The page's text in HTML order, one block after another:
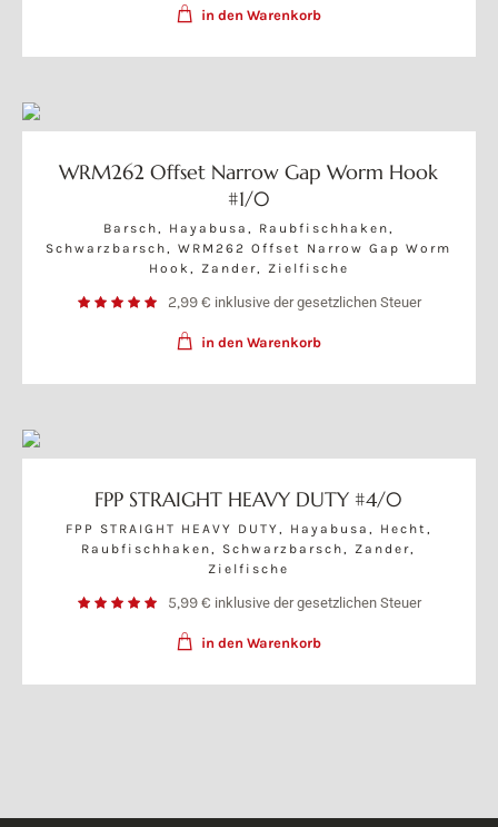
in den Warenkorb
WRM262 Offset Narrow Gap Worm Hook
#1/0
Barsch, Hayabusa , Raubfischhaken,
Schwarzbarsch,WRM262 Offset Narrow Gap Worm
Hook , Zander, Zielfische
2,99€ inklusive der gesetzlichen Steuer
in den Warenkorb
FPP STRAIGHT HEAVY DUTY #4/0
FPP STRAIGHT HEAVY DUTY Hayabusa Hecht
Raubfischhaken
Schwarzbarsch Zander
Zielfische
5,99€ inklusive der gesetzlichen Steuer
in den Warenkorb